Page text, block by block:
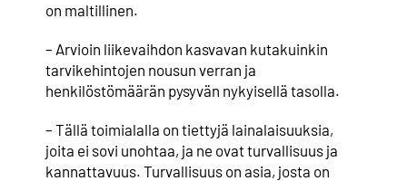
on maltillinen.
– Arvioin liikevaihdon kasvavan kutakuinkin
tarvikehintojen nousun verran ja
henkilöstömäärän pysyvän nykyisellä tasolla.
– Tällä toimialalla on tiettyjä lainalaisuuksia,
joita ei sovi unohtaa, ja ne ovat turvallisuus ja
kannattavuus. Turvallisuus on asia, josta on